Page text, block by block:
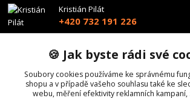
Kristián Pilát
+420 732 191 226
info@profiairsoft.cz
🍪 Jak byste rádi své
Soubory cookies používáme ke správnému
shopu a v případě vašeho souhlasu také ke
webu, měření efektivity reklamních kampaní,